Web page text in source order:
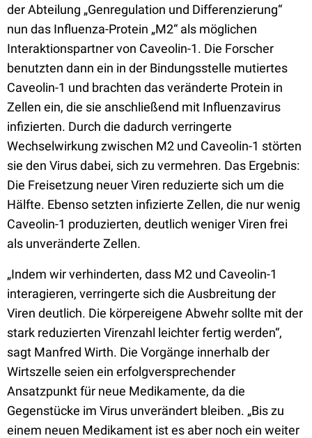
der Abteilung „Genregulation und Differenzierung“
nun das Influenza-Protein „M2“ als möglichen
Interaktionspartner von Caveolin-1. Die Forscher
benutzten dann ein in der Bindungsstelle mutiertes
Caveolin-1 und brachten das veränderte Protein in
Zellen ein, die sie anschließend mit Influenzavirus
infizierten. Durch die dadurch verringerte
Wechselwirkung zwischen M2 und Caveolin-1 störten
sie den Virus dabei, sich zu vermehren. Das Ergebnis:
Die Freisetzung neuer Viren reduzierte sich um die
Hälfte. Ebenso setzten infizierte Zellen, die nur wenig
Caveolin-1 produzierten, deutlich weniger Viren frei
als unveränderte Zellen.
„Indem wir verhinderten, dass M2 und Caveolin-1
interagieren, verringerte sich die Ausbreitung der
Viren deutlich. Die körpereigene Abwehr sollte mit der
stark reduzierten Virenzahl leichter fertig werden“,
sagt Manfred Wirth. Die Vorgänge innerhalb der
Wirtszelle seien ein erfolgversprechender
Ansatzpunkt für neue Medikamente, da die
Gegenstücke im Virus unverändert bleiben. „Bis zu
einem neuen Medikament ist es aber noch ein weiter